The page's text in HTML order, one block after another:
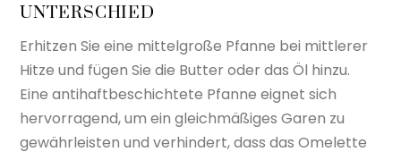
UNTERSCHIED
Erhitzen Sie eine mittelgroße Pfanne bei mittlerer
Hitze und fügen Sie die Butter oder das Öl hinzu.
Eine antihaftbeschichtete Pfanne eignet sich
hervorragend, um ein gleichmäßiges Garen zu
gewährleisten und verhindert, dass das Omelette